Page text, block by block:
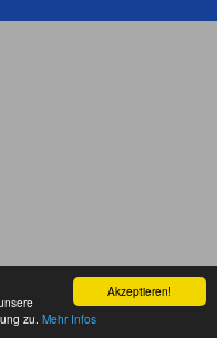
Akzeptieren!
zu. Mehr Infos